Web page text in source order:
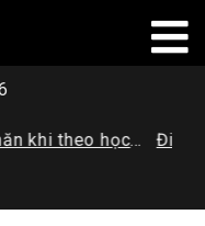
theo học
Điều